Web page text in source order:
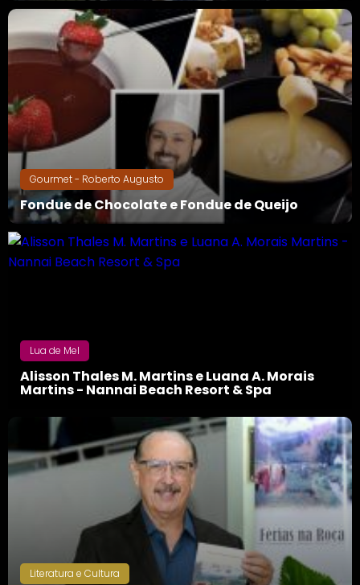
Gourmet - Roberto Augusto
Fondue de Chocolate e Fondue de Queijo
Lua de Mel
Alisson Thales M. Martins e Luana A. Morais
Martins - Nannai Beach Resort & Spa
Literatura e Cultura